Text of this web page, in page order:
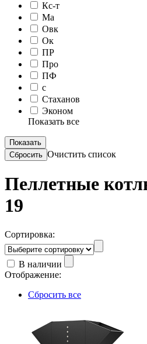
Кс-т
Ма
Овк
Ок
ПР
Про
ПФ
с
Стаханов
Эконом
Показать все
Очистить список
Пеллетные
19
Сортировка:
В наличии
Отображение:
Сбросить все